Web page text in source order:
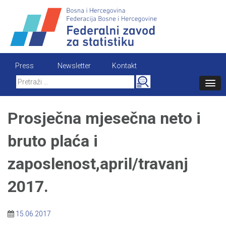
content
Press Newsletter
Kontakt
Search
for:
Prosječna mjesečna neto i
bruto plaća i
zaposlenost,april/travanj
2017.
15.06.2017